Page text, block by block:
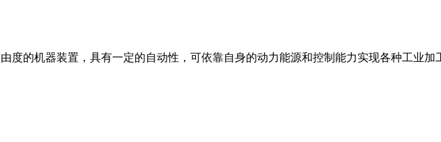
度的机器装置，具有一定的自动性，可依靠自身的动力能源和控制能力实现各种工业